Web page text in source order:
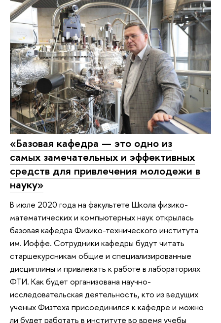
«Базовая кафедра — это одно из
самых замечательных и эффективных
средств для привлечения молодежи в
науку»
В июле 2020 года на факультете Школа физико-
математических и компьютерных наук открылась
базовая кафедра Физико-технического института
им. Иоффе. Сотрудники кафедры будут читать
старшекурсникам общие и специализированные
дисциплины и привлекать к работе в лабораториях
ФТИ. Как будет организована научно-
исследовательская деятельность, кто из ведущих
ученых Физтеха присоединился к кафедре и можно
ли будет работать в институте во время учебы